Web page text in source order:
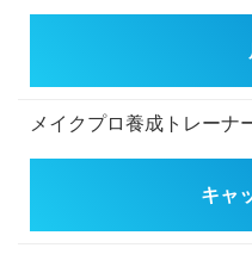
メイクプロ養成トレーナ
キャ